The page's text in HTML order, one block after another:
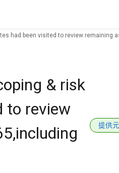
had been visited to review remaining
& risk
to review
提供